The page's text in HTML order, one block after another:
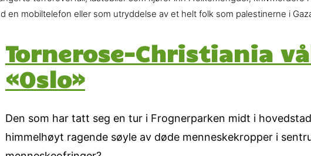
en mobiltelefon eller som utryddelse av et helt folk som palestinerne i
Tornerose-Christiania
«Oslo»
Den som har tatt seg en tur i Frognerparken midt i
himmelhøyt ragende søyle av døde menneskekropper i